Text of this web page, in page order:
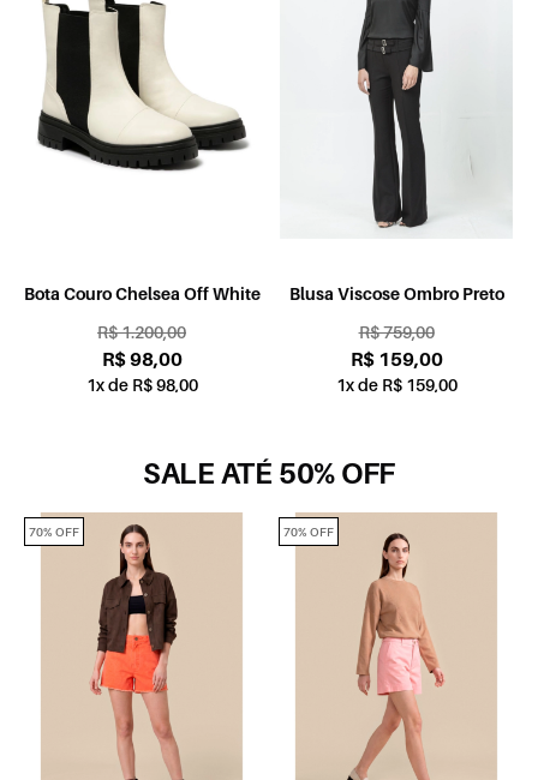
Bota Couro Chelsea Off White
R$ 1.200,00
R$ 98,00
1x de R$ 98,00
Blusa Viscose Ombro Preto
R$ 759,00
R$ 159,00
1x de R$ 159,00
SALE ATÉ 50% OFF
70% OFF 70% OFF